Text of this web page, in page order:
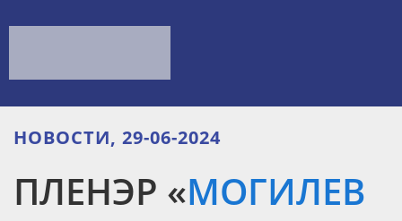
НОВОСТИ, 29-06-2024
ПЛЕНЭР «МОГИЛЕВ